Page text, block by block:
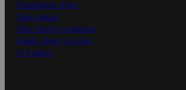
Ensitilaajan ohjeet
Näin maksat
Näin tilaat ja muokkaat
Kaikki ohjeet ja vinkit
In English